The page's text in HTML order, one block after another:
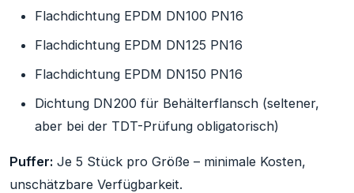
Flachdichtung EPDM DN100 PN16
Flachdichtung EPDM DN125 PN16
Flachdichtung EPDM DN150 PN16
Dichtung DN200 für Behälterflansch (seltener,
aber bei der TDT-Prüfung obligatorisch)
Puffer: Je 5 Stück pro Größe – minimale Kosten,
unschätzbare Verfügbarkeit.